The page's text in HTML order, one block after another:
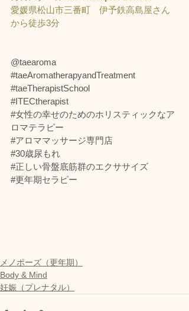
愛媛県松山市三番町　伊予鉄高島屋さん
から徒歩3分
@taearoma
#taeAromatherapyandTreatment
#taeTherapistSchool
#ITECtherapist
#女性の幸せのためのホリスティックなア
ロマテラピー
#アロママッサージ専門店
#30歳尿もれ
#正しい骨盤底筋群のエクササイズ
#更年期セラピー
メノポーズ（更年期）
Body & Mind
妊娠（プレナタル）